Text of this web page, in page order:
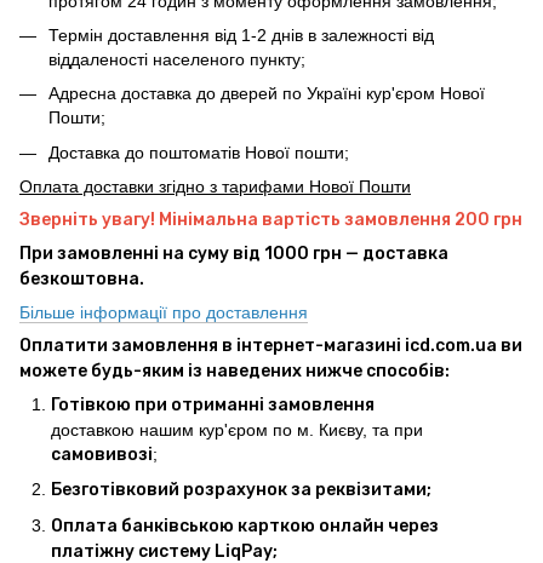
Термін доставлення від 1-2 днів в залежності від
віддаленості населеного пункту;
Адресна доставка до дверей по Україні кур'єром Нової
Пошти;
Доставка до поштоматів Нової пошти;
Оплата доставки згідно з тарифами Нової Пошти
Зверніть увагу! Мінімальна вартість замовлення 200 грн
При замовленні на суму від 1000 грн — доставка
безкоштовна.
Більше інформації про доставлення
Оплатити замовлення в інтернет-магазині icd.com.ua ви
можете будь-яким із наведених нижче способів:
Готівкою при отриманні замовлення
доставкою нашим кур'єром по м. Києву, та при
самовивозі;
Безготівковий розрахунок за реквізитами;
Оплата банківською карткою онлайн через
платіжну систему LiqPay;